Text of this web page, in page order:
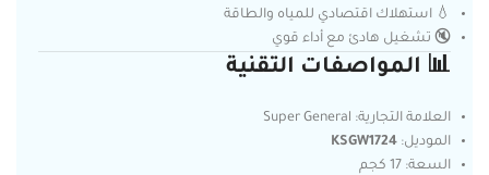
💧 استهلاك اقتصادي للمياه والطاقة
🔇 تشغيل هادئ مع أداء قوي
📊 المواصفات التقنية
العلامة التجارية: Super General
الموديل: KSGW1724
السعة: 17 كجم